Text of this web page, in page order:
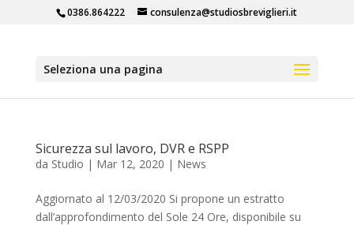
0386.864222 consulenza@studiosbreviglieri.it
Seleziona una pagina
Sicurezza sul lavoro, DVR e RSPP
da Studio | Mar 12, 2020 | News
Aggiornato al 12/03/2020 Si propone un estratto
dall’approfondimento del Sole 24 Ore, disponibile su